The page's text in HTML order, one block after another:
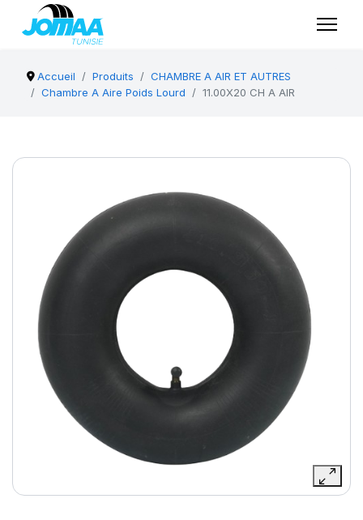
Accueil Produits
CHAMBRE A AIR ET AUTRES
Chambre A Aire Poids Lourd
11.00X20 CH A AIR